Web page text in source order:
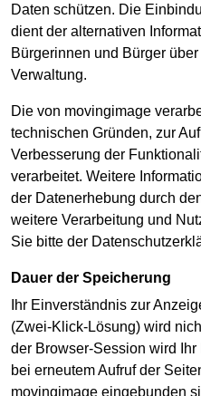
Daten schützen. Die
dient der alternativen
Bürgerinnen und Bürger
Verwaltung.
Die von movingimage
technischen Gründen, zur
Verbesserung der
verarbeitet. Weitere
der Datenerhebung durch
weitere Verarbeitung und
Sie bitte der
Dauer der Speicherung
Ihr Einverständnis zur
(Zwei-Klick-Lösung) wird
der Browser-Session wird
bei erneutem Aufruf der
movingimage eingebunden